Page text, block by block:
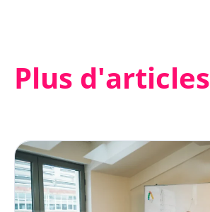
Plus d'articles